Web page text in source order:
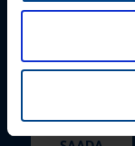
Valides
isikuandmeid